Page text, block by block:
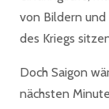
von Bildern
des Kriegs
Doch Saigon
nächsten